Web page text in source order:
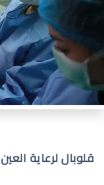
قلوبال لرعاية العين